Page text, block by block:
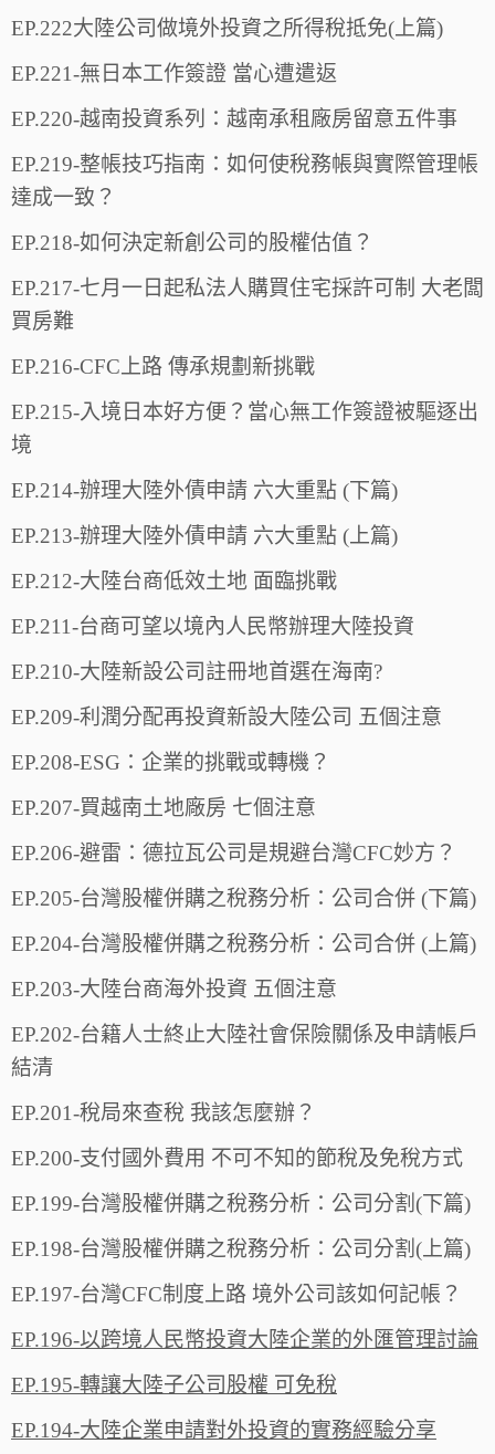
EP.222大陸公司做境外投資之所得稅抵免(上篇)
EP.221-無日本工作簽證 當心遭遣返
EP.220-越南投資系列：越南承租廠房留意五件事
EP.219-整帳技巧指南：如何使稅務帳與實際管理帳
達成一致？
EP.218-如何決定新創公司的股權估值？
EP.217-七月一日起私法人購買住宅採許可制 大老闆
買房難
EP.216-CFC上路 傳承規劃新挑戰
EP.215-入境日本好方便？當心無工作簽證被驅逐出
境
EP.214-辦理大陸外債申請 六大重點 (下篇)
EP.213-辦理大陸外債申請 六大重點 (上篇)
EP.212-大陸台商低效土地 面臨挑戰
EP.211-台商可望以境內人民幣辦理大陸投資
EP.210-大陸新設公司註冊地首選在海南?
EP.209-利潤分配再投資新設大陸公司 五個注意
EP.208-ESG：企業的挑戰或轉機？
EP.207-買越南土地廠房 七個注意
EP.206-避雷：德拉瓦公司是規避台灣CFC妙方？
EP.205-台灣股權併購之稅務分析：公司合併 (下篇)
EP.204-台灣股權併購之稅務分析：公司合併 (上篇)
EP.203-大陸台商海外投資 五個注意
EP.202-台籍人士終止大陸社會保險關係及申請帳戶
結清
EP.201-稅局來查稅 我該怎麼辦？
EP.200-支付國外費用 不可不知的節稅及免稅方式
EP.199-台灣股權併購之稅務分析：公司分割(下篇)
EP.198-台灣股權併購之稅務分析：公司分割(上篇)
EP.197-台灣CFC制度上路 境外公司該如何記帳？
EP.196-以跨境人民幣投資大陸企業的外匯管理討論
EP.195-轉讓大陸子公司股權 可免稅
EP.194-大陸企業申請對外投資的實務經驗分享